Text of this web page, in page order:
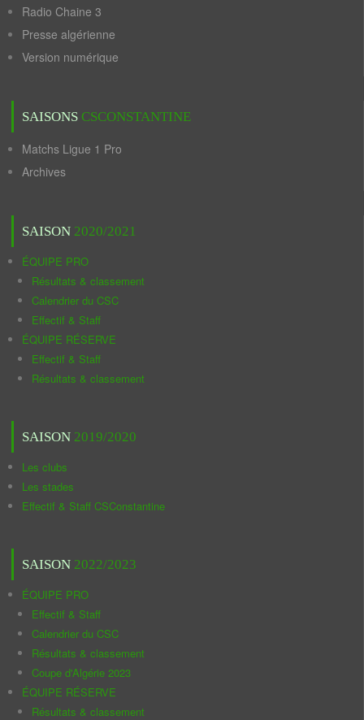
Radio Chaine 3
Presse algérienne
Version numérique
SAISONS CSCONSTANTINE
Matchs Ligue 1 Pro
Archives
SAISON 2020/2021
ÉQUIPE PRO
Résultats & classement
Calendrier du CSC
Effectif & Staff
ÉQUIPE RÉSERVE
Effectif & Staff
Résultats & classement
SAISON 2019/2020
Les clubs
Les stades
Effectif & Staff CSConstantine
SAISON 2022/2023
ÉQUIPE PRO
Effectif & Staff
Calendrier du CSC
Résultats & classement
Coupe d'Algérie 2023
ÉQUIPE RÉSERVE
Résultats & classement